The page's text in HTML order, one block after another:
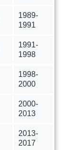
1989-
1991
1991-
1998
1998-
2000
2000-
2013
2013-
2017